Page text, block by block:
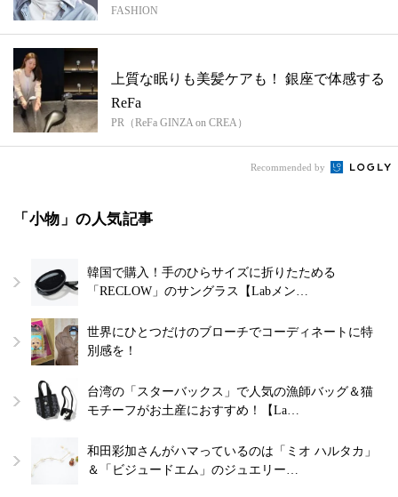
FASHION
上質な眠りも美髪ケアも！ 銀座で体感する
ReFa
PR（ReFa GINZA on CREA）
Recommended by
「小物」の人気記事
韓国で購入！手のひらサイズに折りたためる
「RECLOW」のサングラス【Labメン…
世界にひとつだけのブローチでコーディネートに特
別感を！
台湾の「スターバックス」で人気の漁師バッグ＆猫
モチーフがお土産におすすめ！【La…
和田彩加さんがハマっているのは「ミオ ハルタカ」
＆「ビジュードエム」のジュエリー…